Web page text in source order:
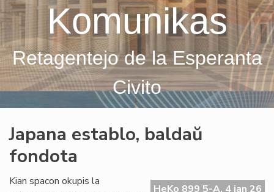
Komunikas
Retagentejo de la Esperanta
Civito
Japana establo, baldaŭ
fondota
HeKo 899 5-A, 4 jan 26
Kian spacon okupis la